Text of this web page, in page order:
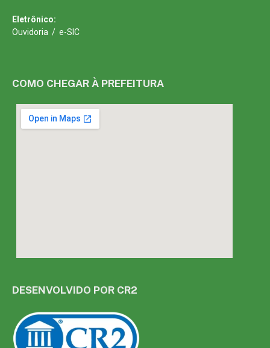
Eletrônico:
Ouvidoria / e-SIC
COMO CHEGAR À PREFEITURA
DESENVOLVIDO POR CR2